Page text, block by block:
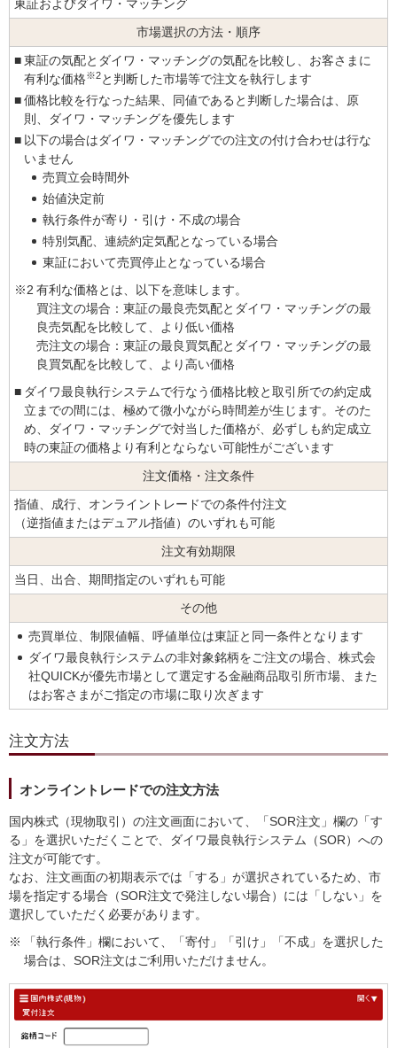
東証およびダイワ・マッチング
市場選択の方法・順序
■東証の気配とダイワ・マッチングの気配を比較し、お客さまに
有利な価格※2と判断した市場等で注文を執行します
■価格比較を行なった結果、同値であると判断した場合は、原
則、ダイワ・マッチングを優先します
■ 以下の場合はダイワ・マッチングでの注文の付け合わせは行な
いません
売買立会時間外
始値決定前
執行条件が寄り・引け・不成の場合
特別気配、連続約定気配となっている場合
東証において売買停止となっている場合
※2 有利な価格とは、以下を意味します。
買注文の場合：東証の最良売気配とダイワ・マッチングの最
良売気配を比較して、より低い価格
売注文の場合：東証の最良買気配とダイワ・マッチングの最
良買気配を比較して、より高い価格
■ ダイワ最良執行システムで行なう価格比較と取引所での約定成
立までの間には、極めて微小ながら時間差が生じます。そのた
め、ダイワ・マッチングで対当した価格が、必ずしも約定成立
時の東証の価格より有利とならない可能性がございます
注文価格・注文条件
指値、成行、オンライントレードでの条件付注文
（逆指値またはデュアル指値）のいずれも可能
注文有効期限
当日、出合、期間指定のいずれも可能
その他
売買単位、制限値幅、呼値単位は東証と同一条件となります
ダイワ最良執行システムの非対象銘柄をご注文の場合、株式会
社QUICKが優先市場として選定する金融商品取引所市場、また
はお客さまがご指定の市場に取り次ぎます
注文方法
オンライントレードでの注文方法
国内株式（現物取引）の注文画面において、「SOR注文」欄の「す
る」を選択いただくことで、ダイワ最良執行システム（SOR）への
注文が可能です。
なお、注文画面の初期表示では「する」が選択されているため、市
場を指定する場合（SOR注文で発注しない場合）には「しない」を
選択していただく必要があります。
※
「執行条件」欄において、「寄付」「引け」「不成」を選択した
場合は、SOR注文はご利用いただけません。